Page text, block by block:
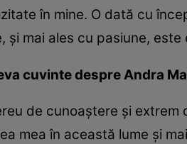
în mine. O dată cu
și mai ales cu pasiune, este
cuvinte despre Andra
de cunoaștere și
mea în această lume și